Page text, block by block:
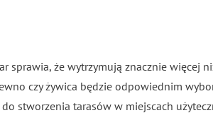
sprawia, że wytrzymują znacznie więcej
czy żywica będzie odpowiednim
stworzenia tarasów w miejscach